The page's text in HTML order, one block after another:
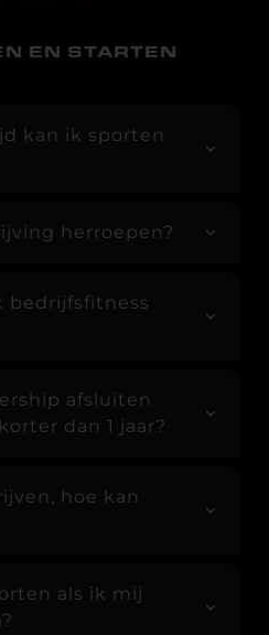
EN STARTEN
kan ik sporten
herroepen?
bedrijfsfitness
afsluiten
dan 1 jaar?
hoe kan
als ik mij